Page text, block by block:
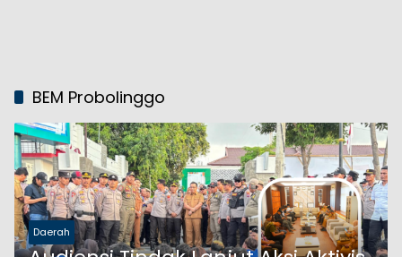
BEM Probolinggo
Daerah